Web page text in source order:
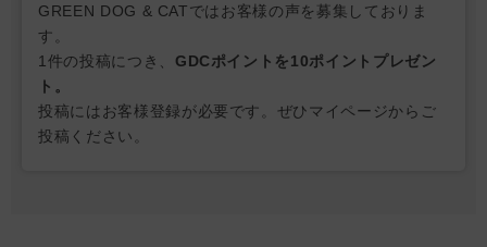
GREEN DOG & CATではお客様の声を募集しておりま
す。
1件の投稿につき、 GDCポイントを10ポイントプレゼン
ト。
投稿にはお客様登録が必要です。ぜひマイページからご
投稿ください。